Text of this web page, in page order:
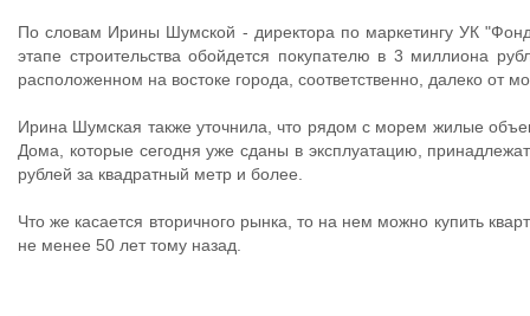
По словам Ирины Шумской - директора по маркетингу УК
этапе строительства обойдется покупателю в 3 миллиона
расположенном на востоке города, соответственно, далеко от
Ирина Шумская также уточнила, что рядом с морем жилые
Дома, которые сегодня уже сданы в эксплуатацию,
рублей за квадратный метр и более.
Что же касается вторичного рынка, то на нем можно купить
не менее 50 лет тому назад.